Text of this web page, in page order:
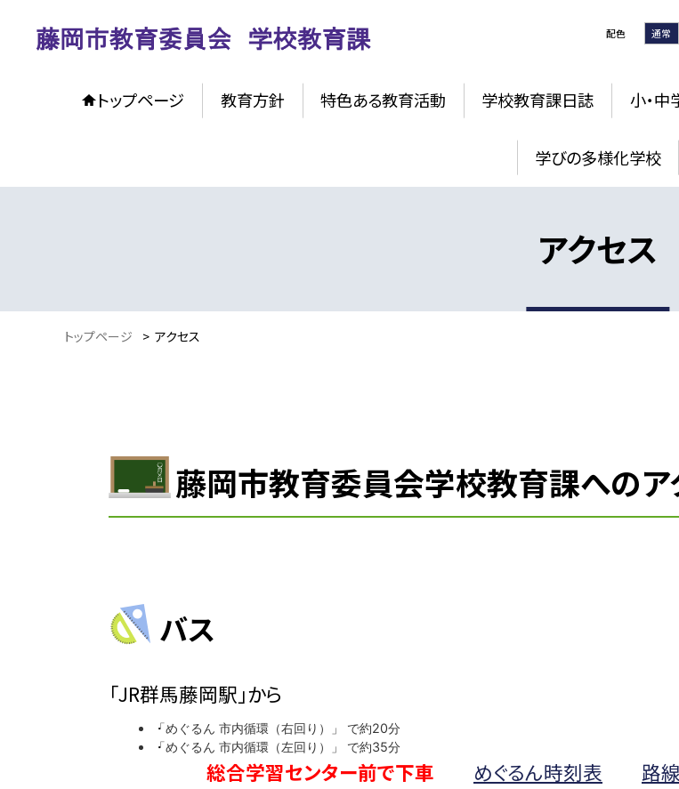
配色 通常
トップページ 教育方針 特色ある教育活動 学校教育課日誌 小・中
学びの多様化学校
アクセス
トップページ > アクセス
藤岡市教育委員会学校教育課へのア
バス
「JR群馬藤岡駅」から
「めぐるん 市内循環（右回り）」 で約20分
「めぐるん 市内循環（左回り）」 で約35分
総合学習センター前で下車 めぐるん時刻表
路